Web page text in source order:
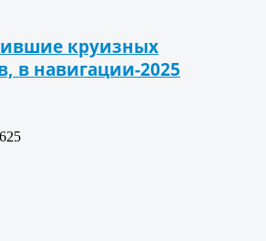
круизных
в навигации-2025